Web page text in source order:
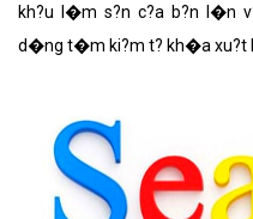
kh?u l�m s?n c?a b?n l�n
d�ng t�m ki?m t? kh�a xu?t